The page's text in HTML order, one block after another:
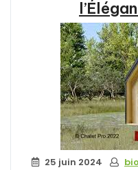
25 juin 2024